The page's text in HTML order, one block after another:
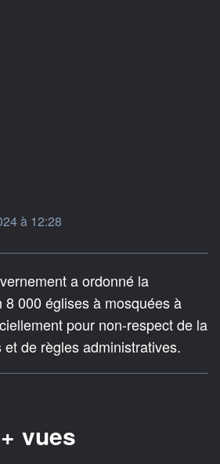
à 12:28
a ordonné la
8 000 églises à mosquées à
pour non-respect de la
de règles administratives.
vues